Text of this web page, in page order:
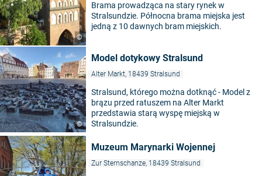
©
Brama prowadząca na stary rynek w
Stralsundzie. Północna brama miejska jest
jedną z 10 dawnych bram miejskich.
©
Model dotykowy Stralsund
Alter Markt, 18439 Stralsund
Stralsund, którego można dotknąć - Model z
brązu przed ratuszem na Alter Markt
przedstawia starą wyspę miejską w
Stralsundzie.
Muzeum Marynarki Wojennej
Zur Sternschanze, 18439 Stralsund